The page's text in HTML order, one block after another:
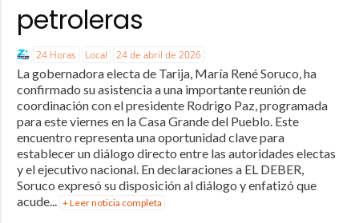
petroleras
24 Horas Local 24 de abril de 2026
La gobernadora electa de Tarija, María René Soruco, ha
confirmado su asistencia a una importante reunión de
coordinación con el presidente Rodrigo Paz, programada
para este viernes en la Casa Grande del Pueblo. Este
encuentro representa una oportunidad clave para
establecer un diálogo directo entre las autoridades electas
y el ejecutivo nacional. En declaraciones a EL DEBER,
Soruco expresó su disposición al diálogo y enfatizó que
acude... + Leer noticia completa